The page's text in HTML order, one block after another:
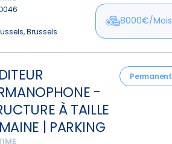
Brussels
8000€/Mois
-
À TAILLE
| PARKING
Permanent